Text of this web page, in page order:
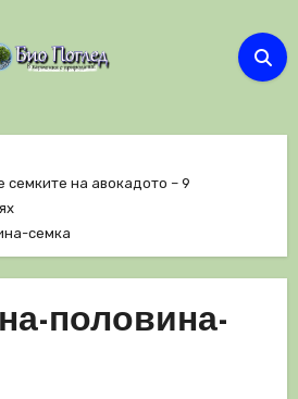
семките на авокадото – 9
семка
половина-